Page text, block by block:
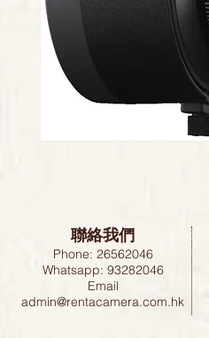
聯絡我們
Phone: 26562046
Whatsapp: 93282046
Email
admin@rentacamera.com.hk